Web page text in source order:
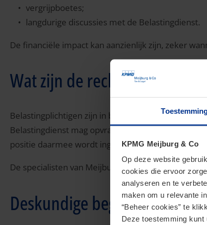
KPMG Meijburg & Co
Op deze website
cookies die ervoor
analyseren en te
maken om u relevante
“Beheer cookies” te
Deze toestemming
vergrijpboetes;
langdurige discussies met de Belastingdienst.
De financiële impact kan aanzienlijk zijn, zeker
Wat zijn de rechten en
Belastingplichtigen zijn in beginsel verplicht
Belastingdienst mag opvragen. Het is belangrijk
positie daarmee wordt ingenomen.
De specialisten van Meijburg & Co ondersteunen
Deskundige begeleiding